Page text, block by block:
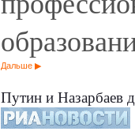
Дальше
Путин и Назарбаев